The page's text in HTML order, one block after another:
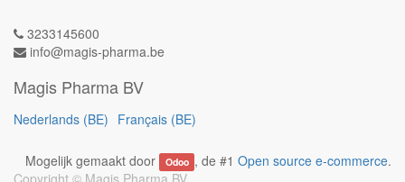
3233145600
info@magis-pharma.be
Magis Pharma BV
Nederlands (BE) Français (BE)
Mogelijk gemaakt door Odoo , de #1 Open source e-commerce.
Copyright © Magis Pharma BV